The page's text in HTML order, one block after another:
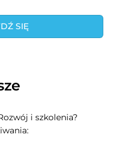
SIĘ
i szkolenia?